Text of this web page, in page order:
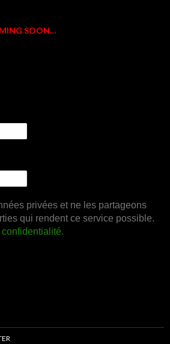
SOON…
privées et ne les partageons
qui rendent ce service possible.